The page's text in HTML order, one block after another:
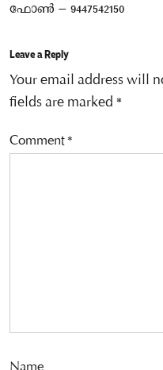
ഫോൺ – 9447542150
Leave a Reply
Your email address will
fields are marked *
Comment*